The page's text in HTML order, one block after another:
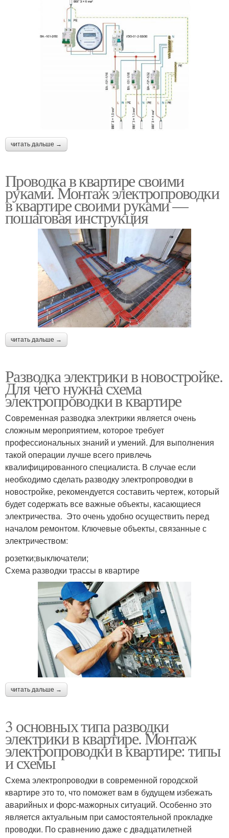
читать дальше →
Проводка в квартире своими
руками. Монтаж электропроводки
в квартире своими руками —
пошаговая инструкция
читать дальше →
Разводка электрики в новостройке.
Для чего нужна схема
электропроводки в квартире
Современная разводка электрики является очень
сложным мероприятием, которое требует
профессиональных знаний и умений. Для выполнения
такой операции лучше всего привлечь
квалифицированного специалиста. В случае если
необходимо сделать разводку электропроводки в
новостройке, рекомендуется составить чертеж, который
будет содержать все важные объекты, касающиеся
электричества. Это очень удобно осуществить перед
началом ремонтом. Ключевые объекты, связанные с
электричеством:
розетки;выключатели;
Схема разводки трассы в квартире
читать дальше →
3 основных типа разводки
электрики в квартире. Монтаж
электропроводки в квартире: типы
и схемы
Схема электропроводки в современной городской
квартире это то, что поможет вам в будущем избежать
аварийных и форс-мажорных ситуаций. Особенно это
является актуальным при самостоятельной прокладке
проводки. По сравнению даже с двадцатилетней